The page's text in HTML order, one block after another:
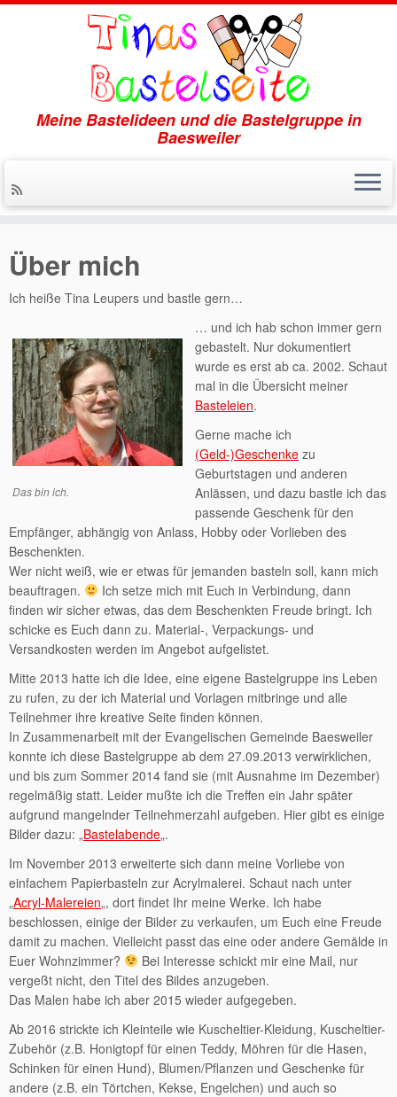
Inhalt
springen
Meine Bastelideen und die Bastelgruppe in
Baesweiler
Über mich
Ich heiße Tina Leupers und bastle gern…
Das bin ich.
… und ich hab schon immer gern
gebastelt. Nur dokumentiert
wurde es erst ab ca. 2002. Schaut
mal in die Übersicht meiner
Basteleien.
Gerne mache ich
(Geld-)Geschenke zu
Geburtstagen und anderen
Anlässen, und dazu bastle ich das
passende Geschenk für den
Empfänger, abhängig von Anlass, Hobby oder Vorlieben des
Beschenkten.
Wer nicht weiß, wie er etwas für jemanden basteln soll, kann mich
beauftragen.
Ich setze mich mit Euch in Verbindung, dann
finden wir sicher etwas, das dem Beschenkten Freude bringt. Ich
schicke es Euch dann zu. Material-, Verpackungs- und
Versandkosten werden im Angebot aufgelistet.
Mitte 2013 hatte ich die Idee, eine eigene Bastelgruppe ins Leben
zu rufen, zu der ich Material und Vorlagen mitbringe und alle
Teilnehmer ihre kreative Seite finden können.
In Zusammenarbeit mit der Evangelischen Gemeinde Baesweiler
konnte ich diese Bastelgruppe ab dem 27.09.2013 verwirklichen,
und bis zum Sommer 2014 fand sie (mit Ausnahme im Dezember)
regelmäßig statt. Leider mußte ich die Treffen ein Jahr später
aufgrund mangelnder Teilnehmerzahl aufgeben. Hier gibt es einige
Bilder dazu: „Bastelabende„.
Im November 2013 erweiterte sich dann meine Vorliebe von
einfachem Papierbasteln zur Acrylmalerei. Schaut nach unter
„Acryl-Malereien„, dort findet Ihr meine Werke. Ich habe
beschlossen, einige der Bilder zu verkaufen, um Euch eine Freude
damit zu machen. Vielleicht passt das eine oder andere Gemälde in
Euer Wohnzimmer?
Bei Interesse schickt mir eine Mail, nur
vergeßt nicht, den Titel des Bildes anzugeben.
Das Malen habe ich aber 2015 wieder aufgegeben.
Ab 2016 strickte ich Kleinteile wie Kuscheltier-Kleidung, Kuscheltier-
Zubehör (z.B. Honigtopf für einen Teddy, Möhren für die Hasen,
Schinken für einen Hund), Blumen/Pflanzen und Geschenke für
andere (z.B. ein Törtchen, Kekse, Engelchen) und auch so